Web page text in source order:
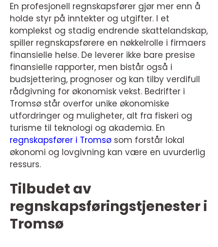
En profesjonell regnskapsfører gjør mer enn å
holde styr på inntekter og utgifter. I et
komplekst og stadig endrende skattelandskap,
spiller regnskapsførere en nøkkelrolle i firmaers
finansielle helse. De leverer ikke bare presise
finansielle rapporter, men bistår også i
budsjettering, prognoser og kan tilby verdifull
rådgivning for økonomisk vekst. Bedrifter i
Tromsø står overfor unike økonomiske
utfordringer og muligheter, alt fra fiskeri og
turisme til teknologi og akademia. En
regnskapsfører i Tromsø som forstår lokal
økonomi og lovgivning kan være en uvurderlig
ressurs.
Tilbudet av
regnskapsføringstjenester i
Tromsø